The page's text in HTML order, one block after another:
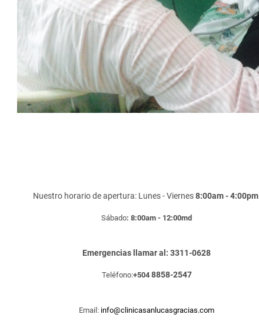
Nuestro horario de apertura: Lunes - Viernes8:00am - 4:00pm
Sábado: 8:00am - 12:00md
Emergencias llamar al: 3311-0628
Teléfono:+5048858-2547
Email: info@clinicasanlucasgracias.com